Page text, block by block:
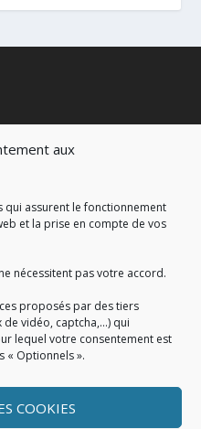
aux
qui assurent le fonctionnement
et la prise en compte de vos
nécessitent pas votre accord.
proposés par des tiers
vidéo, captcha,...) qui
lequel votre consentement est
« Optionnels ».
COOKIES